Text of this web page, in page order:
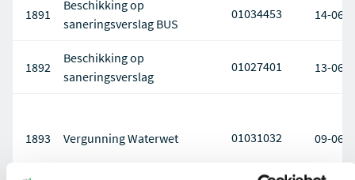
1891
Beschikking op
saneringsverslag BUS
01034453 14-06-
1892
Beschikking op
saneringsverslag
01027401 13-06-
1893 Vergunning Waterwet 01031032 09-06-